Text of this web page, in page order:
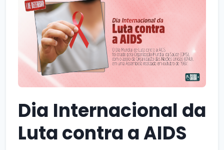
Dia Internacional da
Luta contra a AIDS